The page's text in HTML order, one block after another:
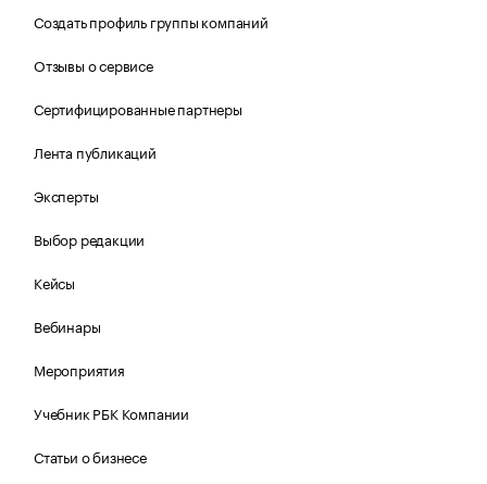
Создать профиль группы компаний
Отзывы о сервисе
Сертифицированные партнеры
Лента публикаций
Эксперты
Выбор редакции
Кейсы
Вебинары
Мероприятия
Учебник РБК Компании
Статьи о бизнесе